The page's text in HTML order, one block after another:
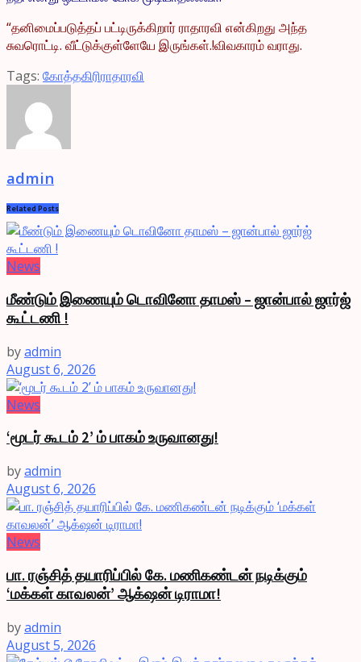
“தனிமைப்படுத்தப் பட்டிருக்கிறார் ராதாரவி என்கிறது அந்த
சுவரொட்டி. வீட்டுக்குள்ளேயே இருங்கள்.!விவகாரம் வராது.
Tags: கோத்தகிரிராதாரவி
admin
Related Posts
News
மீண்டும் இணையும் டொவினோ தாமஸ் – ஜான்பால் ஜார்ஜ்
கூட்டணி !
byadmin
August 6, 2026
News
‘மூடர் கூடம் 2’ ம் பாகம் உருவானது!
byadmin
August 6, 2026
News
பா. ரஞ்சித் தயாரிப்பில் கே. மணிகண்டன் நடிக்கும்
‘மக்கள் காவலன்’ ஆக்‌ஷன் டிராமா!
byadmin
August 5, 2026